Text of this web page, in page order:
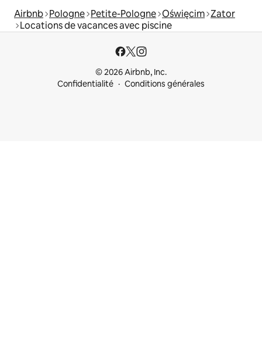
Airbnb Pologne Petite-Pologne Oświęcim Zator
Locations de vacances avec piscine
© 2026 Airbnb, Inc.
Confidentialité
Conditions générales